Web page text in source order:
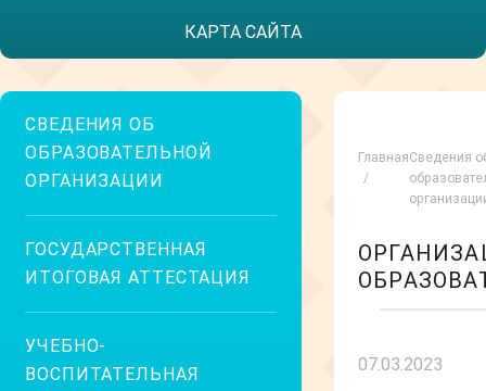
КАРТА САЙТА
СВЕДЕНИЯ ОБ
ОБРАЗОВАТЕЛЬНОЙ
ОРГАНИЗАЦИИ
ГОСУДАРСТВЕННАЯ
ИТОГОВАЯ АТТЕСТАЦИЯ
УЧЕБНО-
ВОСПИТАТЕЛЬНАЯ
ГлавнаяСведения
07.03.2023